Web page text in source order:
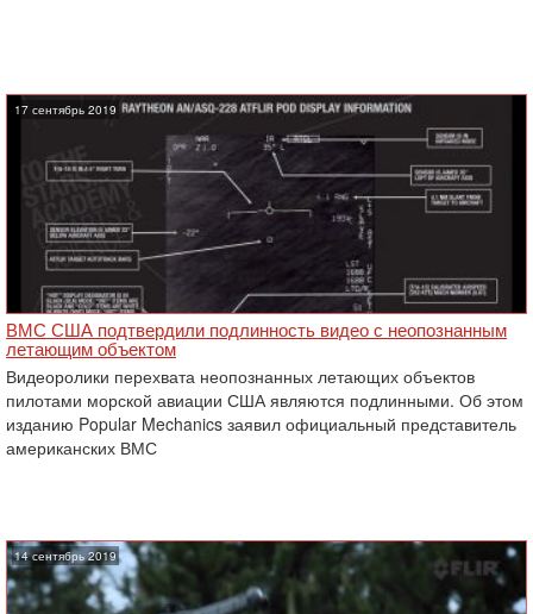
17 сентябрь 2019
ВМС США подтвердили подлинность видео с неопознанным
летающим объектом
Видеоролики перехвата неопознанных летающих объектов
пилотами морской авиации США являются подлинными. Об этом
изданию Popular Mechanics заявил официальный представитель
американских ВМС
14 сентябрь 2019